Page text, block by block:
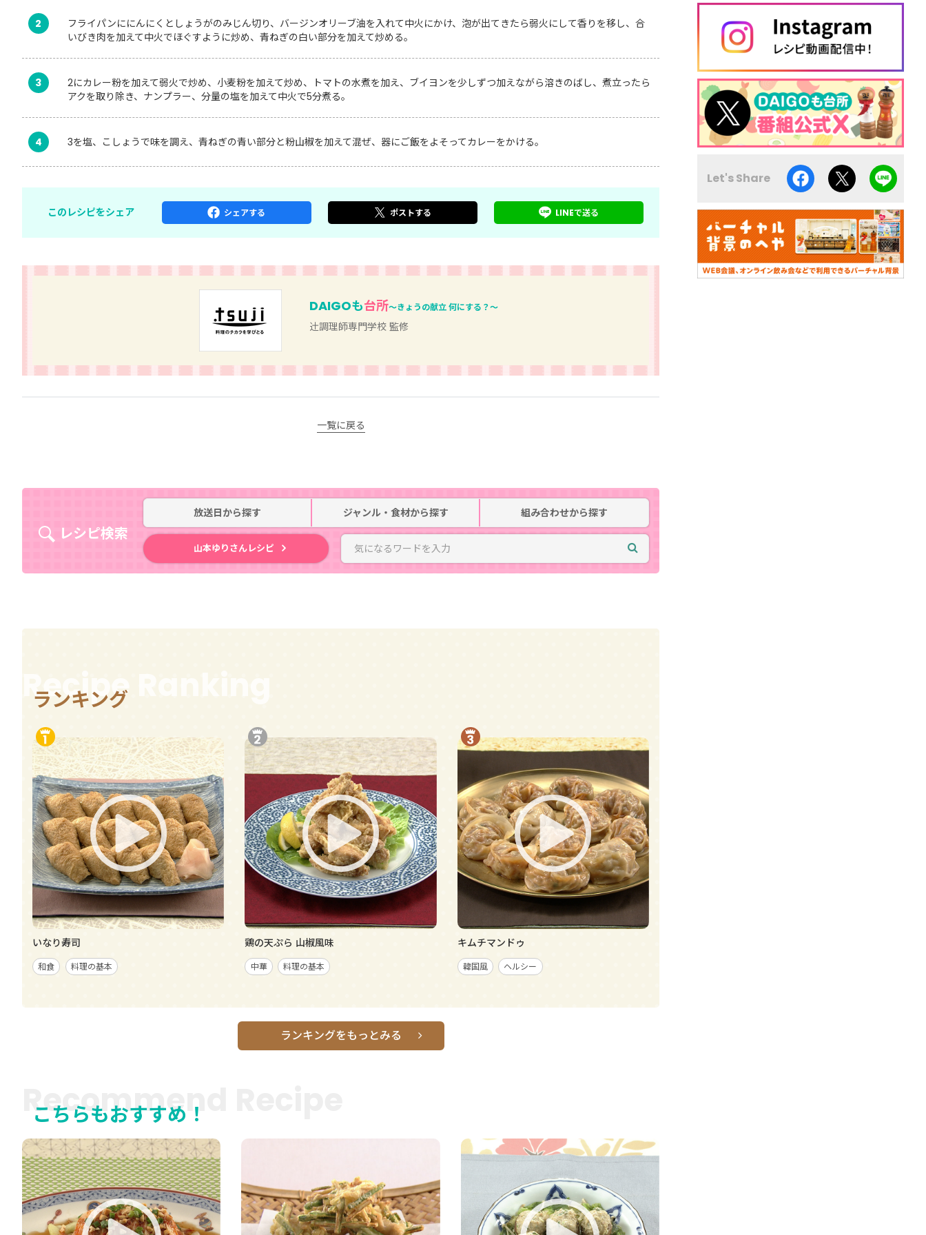
2
フライパンににんにくとしょうがのみじん切り、バージンオリーブ油を入れて中火にかけ、泡が出てきたら弱火にして香りを移し、合
いびき肉を加えて中火でほぐすように炒め、青ねぎの白い部分を加えて炒める。
3
2にカレー粉を加えて弱火で炒め、小麦粉を加えて炒め、トマトの水煮を加え、ブイヨンを少しずつ加えながら溶きのばし、煮立ったら
アクを取り除き、ナンプラー、分量の塩を加えて中火で5分煮る。
4 3を塩、こしょうで味を調え、青ねぎの青い部分と粉山椒を加えて混ぜ、器にご飯をよそってカレーをかける。
このレシピをシェア シェアする ポストする LINEで送る
DAIGOも台所～きょうの献立 何にする？～
辻󠄀調理師専門学校 監修
一覧に戻る
レシピ検索
放送日から探す ジャンル・食材から探す 組み合わせから探す
山本ゆりさんレシピ
ランキング
Recipe Ranking
いなり寿司
和食 料理の基本
鶏の天ぷら 山椒風味
中華 料理の基本
キムチマンドゥ
韓国風 ヘルシー
ランキングをもっとみる
こちらもおすすめ！
Recommend Recipe
Let's Share